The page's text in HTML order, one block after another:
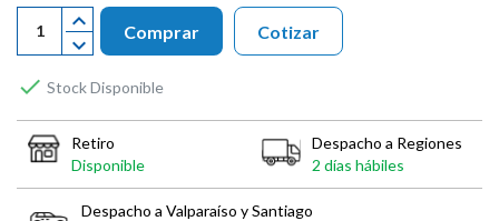
Comprar
 Stock Disponible
Cotizar
Retiro
Disponible
Despacho a Regiones
2 días hábiles
Despacho a Valparaíso y Santiago